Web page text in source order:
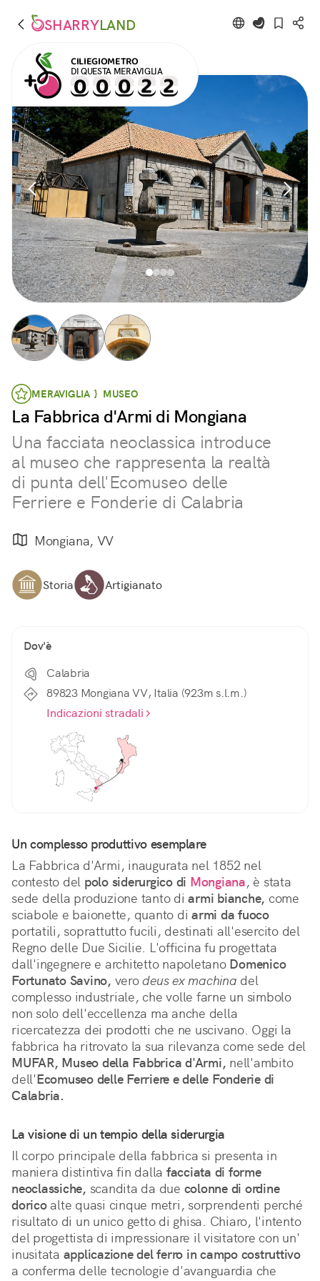
SHARRYLAND
CILIEGIOMETRO
DI QUESTA MERAVIGLIA
MERAVIGLIA } MUSEO
La Fabbrica d'Armi di Mongiana
Una facciata neoclassica introduce
al museo che rappresenta la realtà
di punta dell'Ecomuseo delle
Ferriere e Fonderie di Calabria
Mongiana, VV
Storia Artigianato
Dov'è
Calabria
89823 Mongiana VV, Italia (923m s.l.m.)
Indicazioni stradali
Un complesso produttivo esemplare
La Fabbrica d'Armi, inaugurata nel 1852 nel
contesto del polo siderurgico di Mongiana, è stata
sede della produzione tanto di armi bianche, come
sciabole e baionette, quanto di armi da fuoco
portatili, soprattutto fucili, destinati all'esercito del
Regno delle Due Sicilie. L'officina fu progettata
dall'ingegnere e architetto napoletano Domenico
Fortunato Savino, vero deus ex machina del
complesso industriale, che volle farne un simbolo
non solo dell'eccellenza ma anche della
ricercatezza dei prodotti che ne uscivano. Oggi la
MUFAR, Museo della Fabbrica d'Armi, nell'ambito
dell'Ecomuseo delle Ferriere e delle Fonderie di
Calabria.
La visione di un tempio della siderurgia
Il corpo principale della fabbrica si presenta in
maniera distintiva fin dalla facciata di forme
neoclassiche, scandita da due colonne di ordine
dorico alte quasi cinque metri, sorprendenti perché
risultato di un unico getto di ghisa. Chiaro, l'intento
del progettista di impressionare il visitatore con un'
inusitata applicazione del ferro in campo costruttivo
a conferma delle tecnologie d'avanguardia che